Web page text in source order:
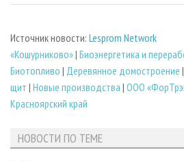
Источник новости: Lesprom Network
«Кошурниково»| Биoэнергетика и
Биотопливо | Деревянное домостроение
щит | Новые производства | ООО
Красноярский край
НОВОСТИ ПО ТЕМЕ